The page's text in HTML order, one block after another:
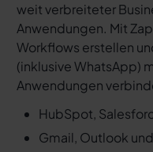
weit verbreiteter
Anwendungen. Mit
Workflows erstellen
(inklusive WhatsApp)
Anwendungen
HubSpot,
Gmail, Outlook